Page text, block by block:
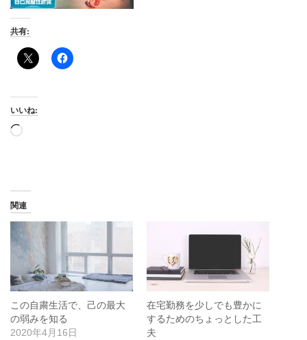
共有:
いいね:
読
関連
この自粛生活で、己の最大
の弱みを知る
2020年4月16日
在宅勤務を少しでも豊かに
するためのちょっとした工
夫